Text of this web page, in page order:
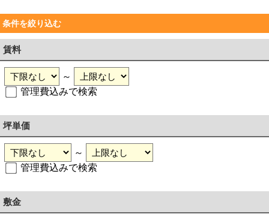
条件を絞り込む
賃料
～
管理費込みで検索
坪単価
～
管理費込みで検索
敷金